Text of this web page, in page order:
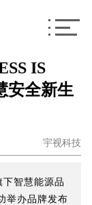
IS
安全新生
宇视科技
智慧能源品
举办品牌发布